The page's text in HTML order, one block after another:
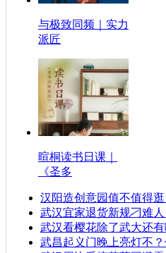
与极致同频｜实力
派匠
暄桐读书日课｜
《圣多
汉阳造创意园值不值得
武汉宜家退货新规刁难
武汉看樱花除了武大还
武昌起义门晚上亮灯不